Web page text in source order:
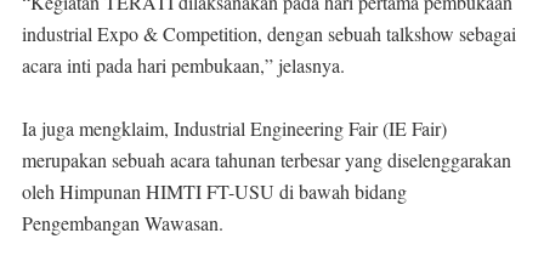
industrial Expo & Competition, dengan sebuah talkshow sebagai
acara inti pada hari pembukaan,” jelasnya.
Ia juga mengklaim, Industrial Engineering Fair (IE Fair)
merupakan sebuah acara tahunan terbesar yang diselenggarakan
oleh Himpunan HIMTI FT-USU di bawah bidang
Pengembangan Wawasan.